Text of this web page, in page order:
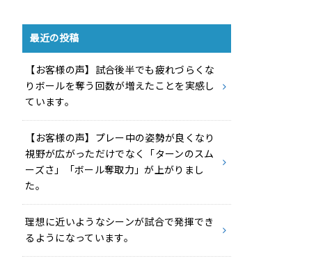
最近の投稿
【お客様の声】試合後半でも疲れづらくな
りボールを奪う回数が増えたことを実感し
ています。
【お客様の声】プレー中の姿勢が良くなり
視野が広がっただけでなく「ターンのスム
ーズさ」「ボール奪取力」が上がりまし
た。
理想に近いようなシーンが試合で発揮でき
るようになっています。